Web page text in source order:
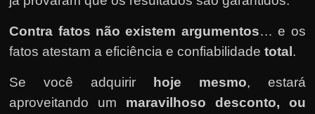
Contra fatos não existem argumentos… e os
fatos atestam a eficiência e confiabilidadetotal .
Se você adquirir hoje mesmo, estará
aproveitando um maravilhoso desconto, ou